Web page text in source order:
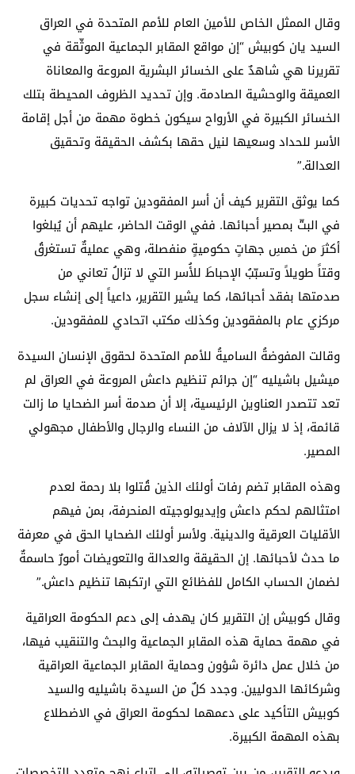
وقال الممثل الخاص للأمين العام للأمم المتحدة في العراق
السيد يان كوبيش “إن مواقع المقابر الجماعية الموثّقة في
تقريرنا هي شاهدٌ على الخسائر البشرية المروعة والمعاناة
العميقة والوحشية الصادمة. وإن تحديد الظروف المحيطة بتلك
الخسائر الكبيرة في الأرواح سيكون خطوة مهمة من أجل إقامة
الأسر للحداد وسعيها لنيل حقها بكشف الحقيقة وتحقيق
العدالة.”
كما يوثق التقرير كيف أن أسر المفقودين تواجه تحديات كبيرة
في البتّ بمصير أحبائها. ففي الوقت الحاضر، عليهم أن يُبلغوا
أكثرَ من خمسِ جهاتٍ حكوميةٍ منفصلة، وهي عمليةٌ تستغرقُ
وقتاً طويلاً وتسبّبُ الإحباطَ للأُسر التي لا تزالُ تعاني من
صدمتها بفقد أحبائها، كما يشير التقرير، داعياً إلى إنشاء سجل
مركزي عام بالمفقودين وكذلك مكتب اتحادي للمفقودين.
وقالت المفوضةُ الساميةُ للأمم المتحدة لحقوق الإنسان السيدة
ميشيل باشيليه “إن جرائم تنظيم داعش المروعة في العراق لم
تعد تتصدر العناوين الرئيسية، إلا أن صدمة أسر الضحايا ما زالت
قائمة، إذ لا يزال الآلاف من النساء والرجال والأطفال مجهولي
المصير.
وهذه المقابر تضم رفات أولئك الذين قُتلوا بلا رحمة لعدم
امتثالهم لحكم داعش وإيديولوجيته المنحرفة، بمن فيهم
الأقليات العرقية والدينية. ولأسر أولئك الضحايا الحق في معرفة
ما حدث لأحبائها. إن الحقيقة والعدالة والتعويضات أمورٌ حاسمةٌ
لضمان الحساب الكامل للفظائع التي ارتكبها تنظيم داعش.”
وقال كوبيش إن التقرير كان يهدف إلى دعم الحكومة العراقية
في مهمة حماية هذه المقابر الجماعية والبحث والتنقيب فيها،
من خلال عمل دائرة شؤون وحماية المقابر الجماعية العراقية
وشركائها الدوليين. وجدد كلٌ من السيدة باشيليه والسيد
كوبيش التأكيد على دعمهما لحكومة العراق في الاضطلاع
بهذه المهمة الكبيرة.